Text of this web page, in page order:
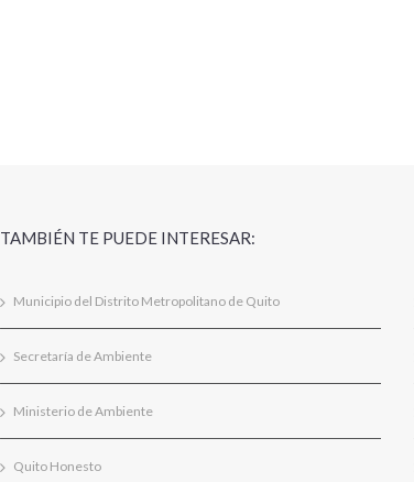
TAMBIÉN TE PUEDE INTERESAR:
Municipio del Distrito Metropolitano de Quito
Secretaría de Ambiente
Ministerio de Ambiente
Quito Honesto